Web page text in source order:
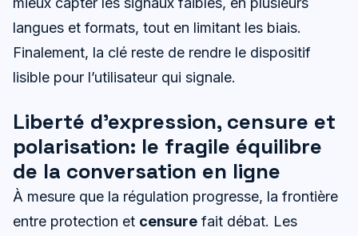
langues et formats, tout en limitant les biais.
Finalement, la clé reste de rendre le dispositif
lisible pour l’utilisateur qui signale.
Liberté d’expression, censure et
polarisation: le fragile équilibre
de la conversation en ligne
À mesure que la régulation progresse, la frontière
entre protection et censure fait débat. Les